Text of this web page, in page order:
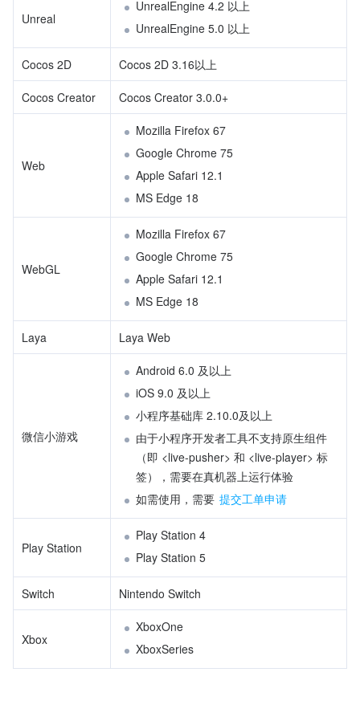
Unreal
UnrealEngine 4.2 以上
UnrealEngine 5.0 以上
Cocos 2D Cocos 2D 3.16以上
Cocos Creator Cocos Creator 3.0.0+
Web
Mozilla Firefox 67
Google Chrome 75
Apple Safari 12.1
MS Edge 18
WebGL
Mozilla Firefox 67
Google Chrome 75
Apple Safari 12.1
MS Edge 18
Laya Laya Web
微信小游戏
Android 6.0 及以上
iOS 9.0 及以上
小程序基础库 2.10.0及以上
由于小程序开发者工具不支持原生组件
（即 <live-pusher> 和 <live-player> 标
签），需要在真机器上运行体验
如需使用，需要 提交工单申请
Play Station
Play Station 4
Play Station 5
Switch Nintendo Switch
Xbox
XboxOne
XboxSeries